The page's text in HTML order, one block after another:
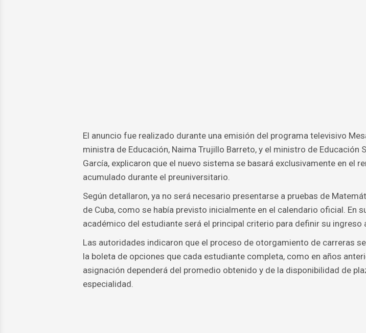
El anuncio fue realizado durante una emisión del programa televisivo
ministra de Educación, Naima Trujillo Barreto, y el ministro de Educación
García, explicaron que el nuevo sistema se basará exclusivamente en el
acumulado durante el preuniversitario.
Según detallaron, ya no será necesario presentarse a pruebas de
de Cuba, como se había previsto inicialmente en el calendario oficial. En
académico del estudiante será el principal criterio para definir su ingreso
Las autoridades indicaron que el proceso de otorgamiento de carreras
la boleta de opciones que cada estudiante completa, como en años
asignación dependerá del promedio obtenido y de la disponibilidad de
especialidad.